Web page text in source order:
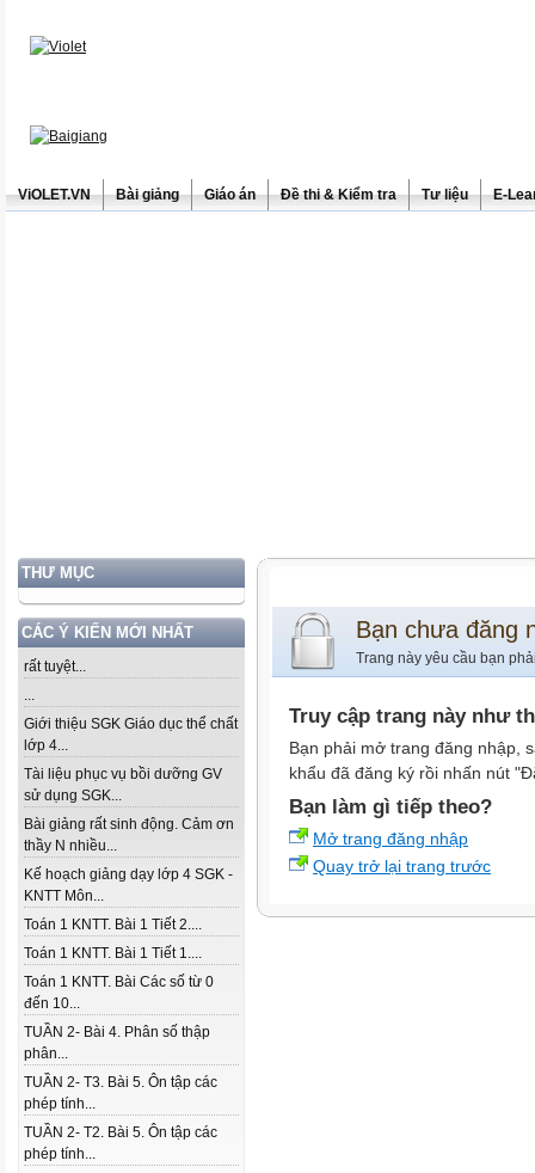
ViOLET.VN Bài giảng Giáo án Đề thi & Kiểm tra Tư liệu E-
THƯ MỤC
CÁC Ý KIẾN MỚI NHẤT
rất tuyệt...
...
Giới thiệu SGK Giáo dục thể chất
lớp 4...
Tài liệu phục vụ bồi dưỡng GV
sử dụng SGK...
Bài giảng rất sinh động. Cảm ơn
thầy N nhiều...
Kế hoạch giảng dạy lớp 4 SGK -
KNTT Môn...
Toán 1 KNTT. Bài 1 Tiết 2....
Toán 1 KNTT. Bài 1 Tiết 1....
Toán 1 KNTT. Bài Các số từ 0
đến 10...
TUẦN 2- Bài 4. Phân số thập
phân...
TUẦN 2- T3. Bài 5. Ôn tập các
phép tính...
TUẦN 2- T2. Bài 5. Ôn tập các
phép tính...
Bạn chưa đăng
Trang này yêu cầu bạn
Truy cập trang này như
Bạn phải mở trang đăng nhập,
khẩu đã đăng ký rồi nhấn nút
Bạn làm gì tiếp theo?
Mở trang đăng nhập
Quay trở lại trang trước